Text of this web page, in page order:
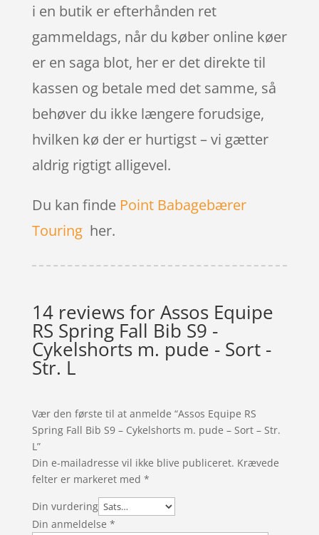
i en butik er efterhånden ret
gammeldags, når du køber online køer
er en saga blot, her er det direkte til
kassen og betale med det samme, så
behøver du ikke længere forudsige,
hvilken kø der er hurtigst – vi gætter
aldrig rigtigt alligevel.
Du kan finde Point Babagebærer
Touringher.
14 reviews forAssos Equipe
RS Spring Fall Bib S9 -
Cykelshorts m. pude - Sort -
Str. L
Vær den første til at anmelde “Assos Equipe RS
Spring Fall Bib S9 – Cykelshorts m. pude – Sort – Str.
L”
Din e-mailadresse vil ikke blive publiceret. Krævede
felter er markeret med *
Din vurdering
Din anmeldelse *